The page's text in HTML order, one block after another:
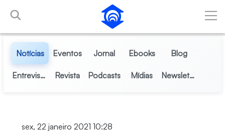
Pular para o Conteúdo principal
Notícias Eventos Jornal Ebooks Blog
Entrevistas Revista Podcasts Mídias Newsletter
sex, 22 janeiro 2021 10:28